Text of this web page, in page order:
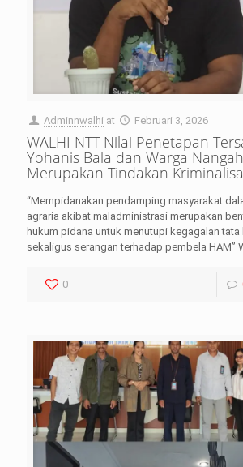
Adminnwalhi at Februari 3, 2026
WALHI NTT Nilai Penetapan
Yohanis Bala dan Warga
Merupakan Tindakan
“Mempidanakan pendamping masyarakat
agraria akibat maladministrasi merupakan
hukum pidana untuk menutupi kegagalan tata
sekaligus serangan terhadap pembela HAM”
0